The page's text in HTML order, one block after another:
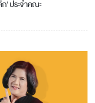
' ประจำคณะ